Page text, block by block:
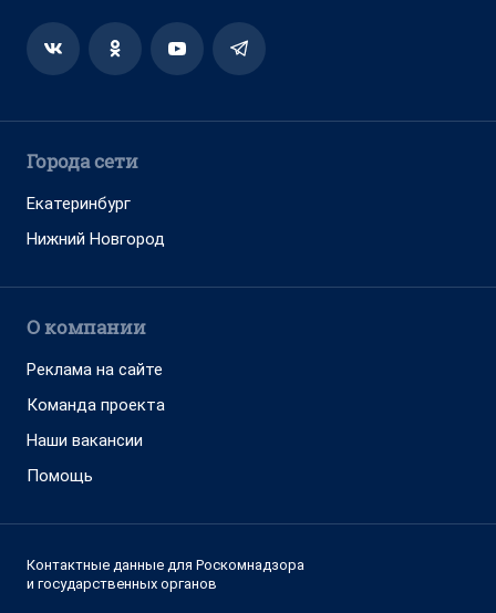
Города сети
Екатеринбург
Нижний Новгород
О компании
Реклама на сайте
Команда проекта
Наши вакансии
Помощь
Контактные данные для Роскомнадзора
и государственных органов